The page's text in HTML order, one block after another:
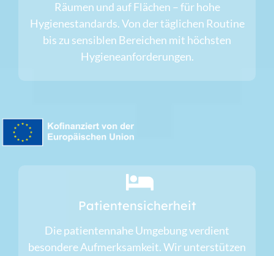
Räumen und auf Flächen – für hohe
Hygienestandards. Von der täglichen Routine
bis zu sensiblen Bereichen mit höchsten
Hygieneanforderungen.
Patientensicherheit
Die patientennahe Umgebung verdient
besondere Aufmerksamkeit. Wir unterstützen